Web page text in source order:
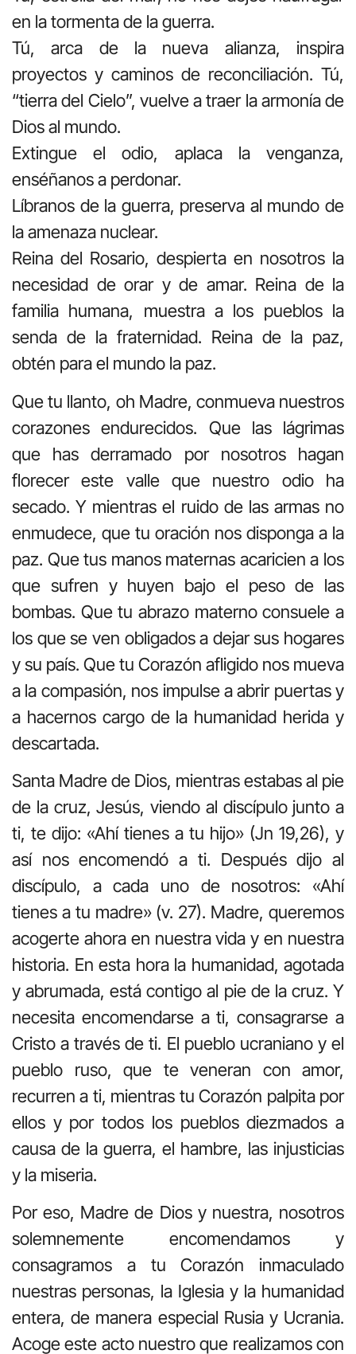
en la tormenta de la guerra.
Tú, arca de la nueva alianza, inspira
proyectos y caminos de reconciliación. Tú,
“tierra del Cielo”, vuelve a traer la armonía de
Dios al mundo.
Extingue el odio, aplaca la venganza,
enséñanos a perdonar.
Líbranos de la guerra, preserva al mundo de
la amenaza nuclear.
Reina del Rosario, despierta en nosotros la
necesidad de orar y de amar. Reina de la
familia humana, muestra a los pueblos la
senda de la fraternidad. Reina de la paz,
obtén para el mundo la paz.
Que tu llanto, oh Madre, conmueva nuestros
corazones endurecidos. Que las lágrimas
que has derramado por nosotros hagan
florecer este valle que nuestro odio ha
secado. Y mientras el ruido de las armas no
enmudece, que tu oración nos disponga a la
paz. Que tus manos maternas acaricien a los
que sufren y huyen bajo el peso de las
bombas. Que tu abrazo materno consuele a
los que se ven obligados a dejar sus hogares
y su país. Que tu Corazón afligido nos mueva
a la compasión, nos impulse a abrir puertas y
a hacernos cargo de la humanidad herida y
descartada.
Santa Madre de Dios, mientras estabas al pie
de la cruz, Jesús, viendo al discípulo junto a
ti, te dijo: «Ahí tienes a tu hijo» (Jn 19,26), y
así nos encomendó a ti. Después dijo al
discípulo, a cada uno de nosotros: «Ahí
tienes a tu madre» (v. 27). Madre, queremos
acogerte ahora en nuestra vida y en nuestra
historia. En esta hora la humanidad, agotada
y abrumada, está contigo al pie de la cruz. Y
necesita encomendarse a ti, consagrarse a
Cristo a través de ti. El pueblo ucraniano y el
pueblo ruso, que te veneran con amor,
recurren a ti, mientras tu Corazón palpita por
ellos y por todos los pueblos diezmados a
causa de la guerra, el hambre, las injusticias
y la miseria.
Por eso, Madre de Dios y nuestra, nosotros
solemnemente encomendamos y
consagramos a tu Corazón inmaculado
nuestras personas, la Iglesia y la humanidad
entera, de manera especial Rusia y Ucrania.
Acoge este acto nuestro que realizamos con